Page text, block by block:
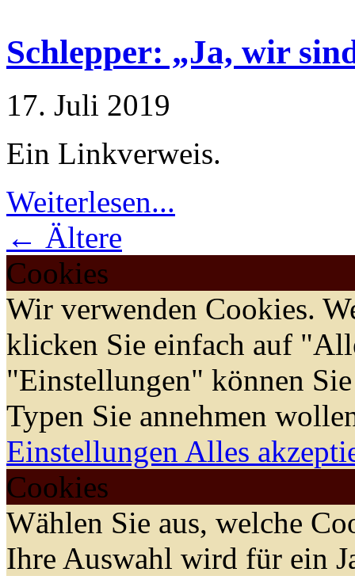
Schlepper: „Ja, wir
17. Juli 2019
Ein Linkverweis.
Weiterlesen...
← Ältere
Cookies
Wir verwenden Cookies.
klicken Sie einfach auf
"Einstellungen" können
Typen Sie annehmen
Einstellungen Alles
Cookies
Wählen Sie aus, welche
Ihre Auswahl wird für ein